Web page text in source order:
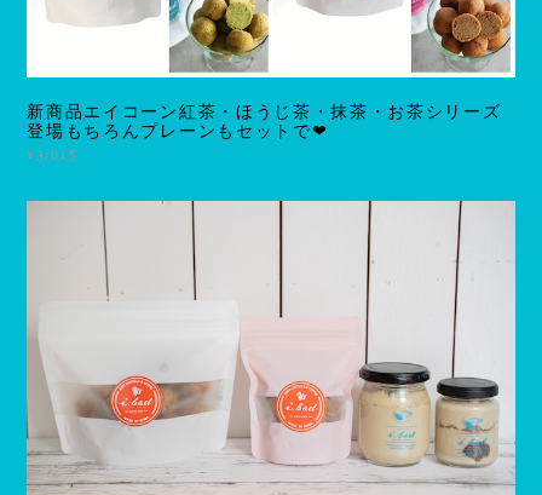
新商品エイコーン紅茶・ほうじ茶・抹茶・お茶シリーズ
登場もちろんプレーンもセットで❤
¥3,615